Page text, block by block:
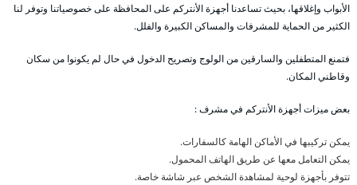
الأبواب وإغلاقها، بحيث تساعدنا أجهزة الأنتركم على المحافظة على خصوصياتنا وتوفر لنا
الكثير من الحماية للمشرفات والمساكن الكبيرة والفلل.
فتمنع المتطفلين والسارقين من الولوج وتصريح الدخول في حال لم يكونوا من سكان
وقاطني المكان.
بعض ميزات أجهزة الأنتركم في مشرف :
يمكن تركيبها في الأماكن الهامة كالسفارات.
يمكن التعامل معها عن طريق الهاتف المحمول.
تتوفر بأجهزة لوحية لمشاهدة الشخص عبر شاشة خاصة.